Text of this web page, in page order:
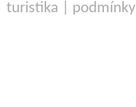
turistika
podmínky